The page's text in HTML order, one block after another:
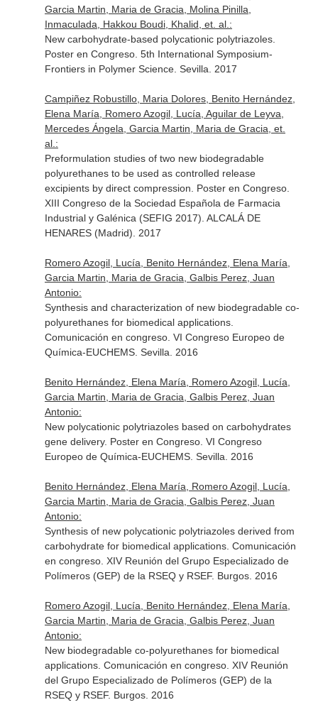
Garcia Martin, Maria de Gracia, Molina Pinilla,
Inmaculada, Hakkou Boudi, Khalid, et. al.:
New carbohydrate-based polycationic polytriazoles.
Poster en Congreso. 5th International Symposium-
Frontiers in Polymer Science. Sevilla. 2017
Campiñez Robustillo, Maria Dolores, Benito Hernández,
Elena María, Romero Azogil, Lucía, Aguilar de Leyva,
Mercedes Ángela, Garcia Martin, Maria de Gracia, et.
al.:
Preformulation studies of two new biodegradable
polyurethanes to be used as controlled release
excipients by direct compression. Poster en Congreso.
XIII Congreso de la Sociedad Española de Farmacia
Industrial y Galénica (SEFIG 2017). ALCALÁ DE
HENARES (Madrid). 2017
Romero Azogil, Lucía, Benito Hernández, Elena María,
Garcia Martin, Maria de Gracia, Galbis Perez, Juan
Antonio:
Synthesis and characterization of new biodegradable co-
polyurethanes for biomedical applications.
Comunicación en congreso. VI Congreso Europeo de
Química-EUCHEMS. Sevilla. 2016
Benito Hernández, Elena María, Romero Azogil, Lucía,
Garcia Martin, Maria de Gracia, Galbis Perez, Juan
Antonio:
New polycationic polytriazoles based on carbohydrates
gene delivery. Poster en Congreso. VI Congreso
Europeo de Química-EUCHEMS. Sevilla. 2016
Benito Hernández, Elena María, Romero Azogil, Lucía,
Garcia Martin, Maria de Gracia, Galbis Perez, Juan
Antonio:
Synthesis of new polycationic polytriazoles derived from
carbohydrate for biomedical applications. Comunicación
en congreso. XIV Reunión del Grupo Especializado de
Polímeros (GEP) de la RSEQ y RSEF. Burgos. 2016
Romero Azogil, Lucía, Benito Hernández, Elena María,
Garcia Martin, Maria de Gracia, Galbis Perez, Juan
Antonio:
New biodegradable co-polyurethanes for biomedical
applications. Comunicación en congreso. XIV Reunión
del Grupo Especializado de Polímeros (GEP) de la
RSEQ y RSEF. Burgos. 2016